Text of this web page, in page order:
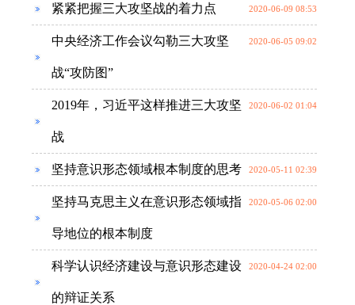
2020-06-09 08:53
紧紧把握三大攻坚战的着力点
2020-06-05 09:02
中央经济工作会议勾勒三大攻坚
战“攻防图”
2020-06-02 01:04
2019年，习近平这样推进三大攻坚
战
2020-05-11 02:39
坚持意识形态领域根本制度的思考
2020-05-06 02:00
坚持马克思主义在意识形态领域指
导地位的根本制度
2020-04-24 02:00
科学认识经济建设与意识形态建设
的辩证关系